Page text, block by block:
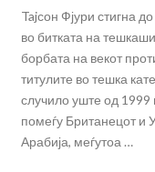
Tajсон Фјури стигна
во битката на
борбата на векот
титулите во тешка
случило уште од 1999
помеѓу Британецот и
Арабија, меѓутоа …